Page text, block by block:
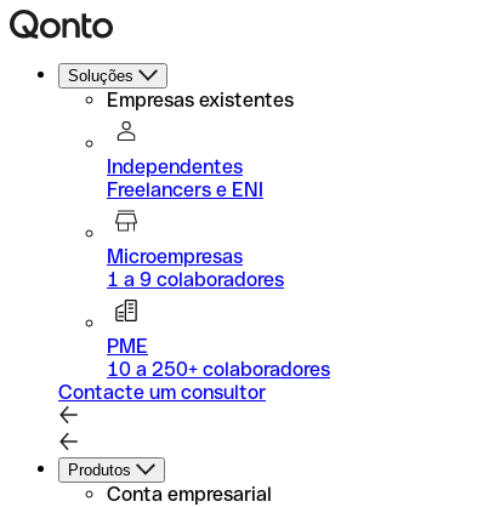
Soluções
Empresas existentes
Independentes
Freelancers e ENI
Microempresas
1 a 9 colaboradores
PME
10 a 250+ colaboradores
Contacte um consultor
Produtos
Conta empresarial